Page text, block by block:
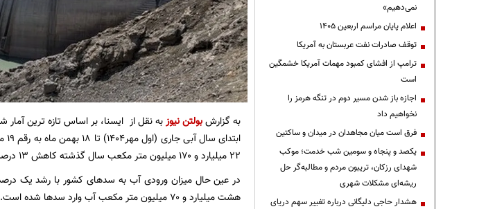
به گزارشبولتن نیوزبه نقل از ایسنا، بر اساس تازه ترین
۲۲ میلیارد و ۱۷۰ میلیون متر مکعب سال گذشته کاهش ۱۳ درصدی نشان می دهد.
در عین حال میزان ورودی آب به سدهای کشور با رشد یک
هشت میلیارد و ۷۰ میلیون متر مکعب آب وارد سدها شده است.
نمی‌دهیم»
اعلام پایان مراسم اربعین ۱۴۰۵
توقف صادرات نفت عربستان به آمریکا
ترامپ از افشای کمبود مهمات آمریکا خشمگین
است
اجازه باز شدن مسیر دوم در تنگه هرمز را
نخواهیم داد
فرق است میان مجاهدان در میدان و ساکتین
یکصد و پنجاه و سومین شب خدمت؛ موکب
شهدای رزکان، تریبون مردم و مطالبه‌گر حل
ریشه‌ای مشکلات شهری
هشدار حاجی دلیگانی درباره تغییر سهم دریای